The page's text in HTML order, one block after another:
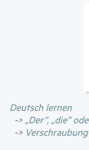
Deutsch lernen
„Der”, „die”
Verschraubung